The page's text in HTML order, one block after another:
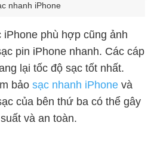
nhanh iPhone
phù hợp cũng ảnh
pin iPhone nhanh. Các cáp
lại tốc độ sạc tốt nhất.
bảo sạc nhanh iPhone và
của bên thứ ba có thể gây
và an toàn.